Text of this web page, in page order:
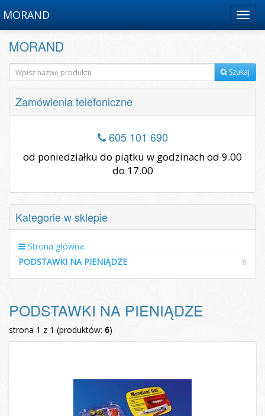
Menu
MORAND
MORAND
Szukaj
Zamówienia telefoniczne
605 101 690
od poniedziałku do piątku w godzinach od 9.00
do 17.00
Kategorie w sklepie
Strona główna
PODSTAWKI NA PIENIĄDZE
6
PODSTAWKI NA PIENIĄDZE
strona 1 z 1 (produktów: 6)